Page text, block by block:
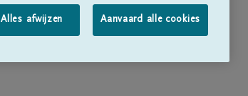
Alles afwijzen Aanvaard alle cookies